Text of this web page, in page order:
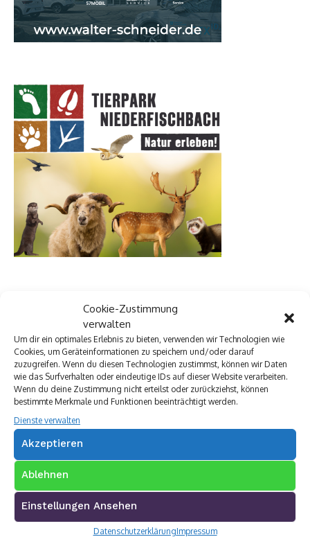
Cookie-Zustimmung
verwalten
Um dir ein optimales Erlebnis zu bieten, verwenden wir Technologien wie
Cookies, um Geräteinformationen zu speichern und/oder darauf
zuzugreifen. Wenn du diesen Technologien zustimmst, können wir Daten
wie das Surfverhalten oder eindeutige IDs auf dieser Website verarbeiten.
Wenn du deine Zustimmung nicht erteilst oder zurückziehst, können
bestimmte Merkmale und Funktionen beeinträchtigt werden.
Dienste verwalten
Akzeptieren
Ablehnen
Einstellungen Ansehen
DatenschutzerklärungImpressum
Premium Werbepartner: